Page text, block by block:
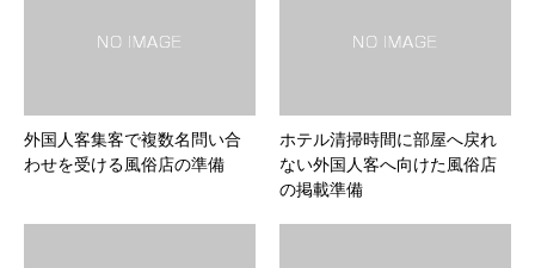
外国人客集客で複数名問い合
わせを受ける風俗店の準備
ホテル清掃時間に部屋へ戻れ
ない外国人客へ向けた風俗店
の掲載準備